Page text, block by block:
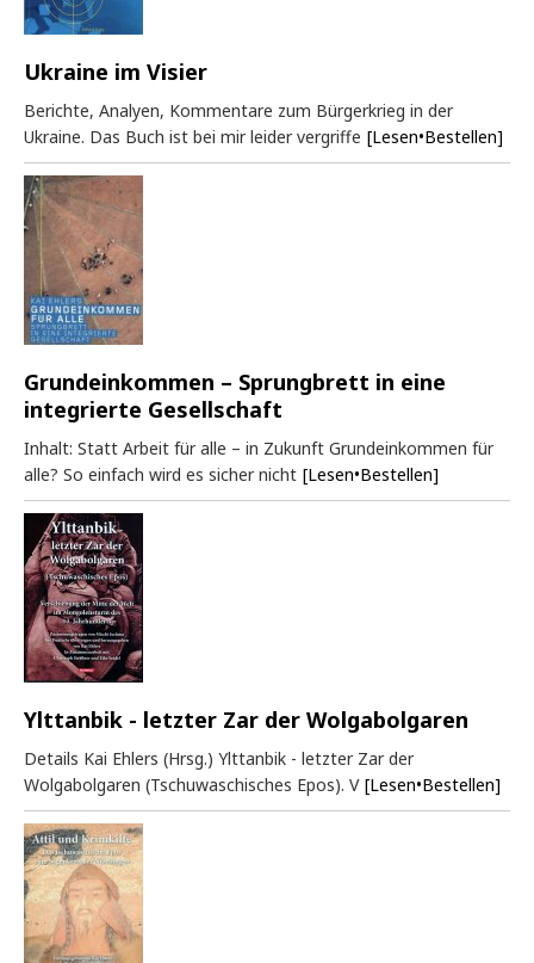
Ukraine im Visier
Berichte, Analyen, Kommentare zum Bürgerkrieg in der
Ukraine. Das Buch ist bei mir leider vergriffe [Lesen•Bestellen]
Grundeinkommen – Sprungbrett in eine
integrierte Gesellschaft
Inhalt: Statt Arbeit für alle – in Zukunft Grundeinkommen für
alle? So einfach wird es sicher nicht [Lesen•Bestellen]
Ylttanbik - letzter Zar der Wolgabolgaren
Details Kai Ehlers (Hrsg.) Ylttanbik - letzter Zar der
Wolgabolgaren (Tschuwaschisches Epos). V [Lesen•Bestellen]